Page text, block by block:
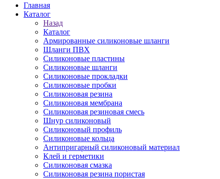
Главная
Каталог
Назад
Каталог
Армированные силиконовые шланги
Шланги ПВХ
Силиконовые пластины
Силиконовые шланги
Силиконовые прокладки
Силиконовые пробки
Силиконовая резина
Силиконовая мембрана
Силиконовая резиновая смесь
Шнур силиконовый
Силиконовый профиль
Силиконовые кольца
Антипригарный силиконовый материал
Клей и герметики
Силиконовая смазка
Силиконовая резина пористая